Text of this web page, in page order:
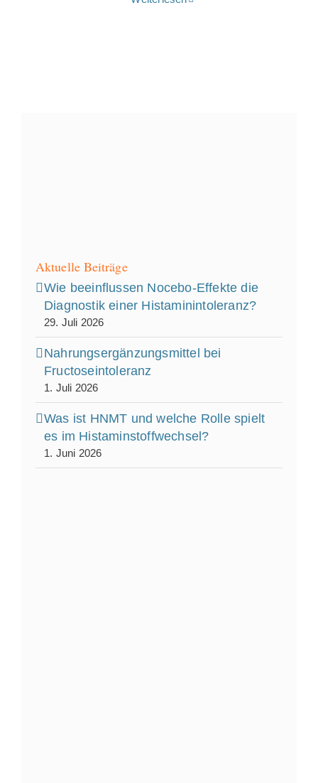
Aktuelle Beiträge
Wie beeinflussen Nocebo‑Effekte die
Diagnostik einer Histaminintoleranz?
29. Juli 2026
Nahrungsergänzungsmittel bei
Fructoseintoleranz
1. Juli 2026
Was ist HNMT und welche Rolle spielt
es im Histaminstoffwechsel?
1. Juni 2026